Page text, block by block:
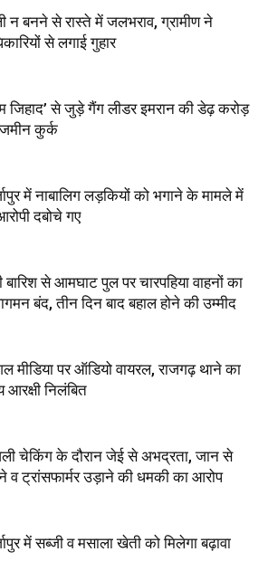
न बनने से रास्ते में जलभराव, ग्रामीण ने
से लगाई गुहार
जिहाद’ से जुड़े गैंग लीडर इमरान की डेढ़ करोड़
कुर्क
में नाबालिग लड़कियों को भगाने के मामले में
दबोचे गए
बारिश से आमघाट पुल पर चारपहिया वाहनों का
बंद, तीन दिन बाद बहाल होने की उम्मीद
मीडिया पर ऑडियो वायरल, राजगढ़ थाने का
आरक्षी निलंबित
चेकिंग के दौरान जेई से अभद्रता, जान से
व ट्रांसफार्मर उड़ाने की धमकी का आरोप
में सब्जी व मसाला खेती को मिलेगा बढ़ावा